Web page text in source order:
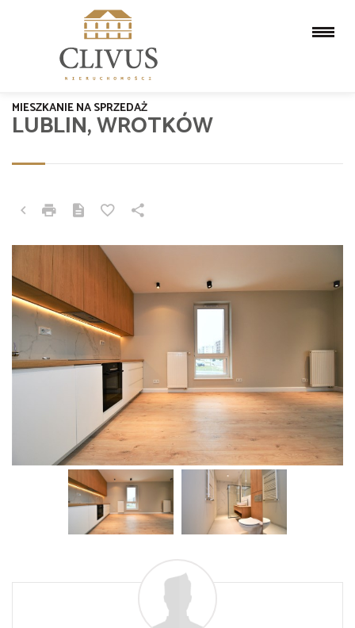
LUBLIN, WROTKÓW
MIESZKANIE NA SPRZEDAŻ